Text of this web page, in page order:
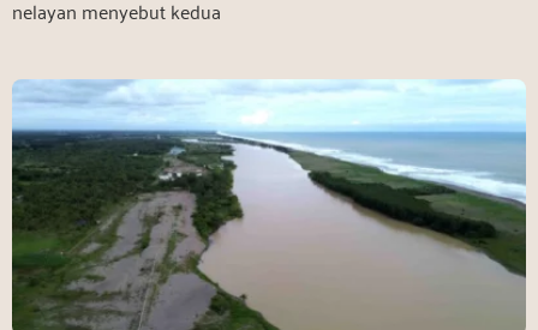
nelayan menyebut kedua